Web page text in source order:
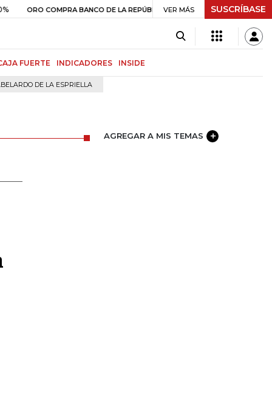
COMPRA BANCO DE LA REPÚBLICA $ 408.498,97 +$ 8.753,81 +2,19%
VER MÁS SUSCRÍBASE
FUERTE INDICADORES INSIDE
DE LA ESPRIELLA
AGREGAR A MIS TEMAS